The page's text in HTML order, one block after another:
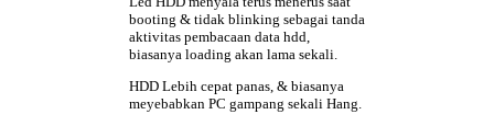
booting & tidak blinking sebagai tanda
aktivitas pembacaan data hdd,
biasanya loading akan lama sekali.
HDD Lebih cepat panas, & biasanya
meyebabkan PC gampang sekali Hang.